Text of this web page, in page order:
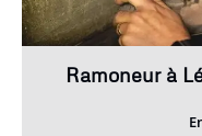
Ramoneur à